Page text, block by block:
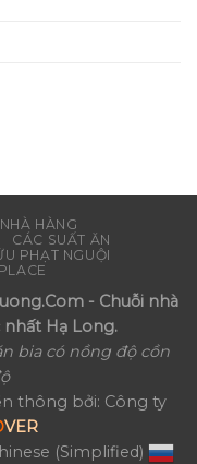
HÀNG
CÁC SUẤT ĂN
PHẠT NGUỘI
- Chuỗi nhà
nhất Hạ Long.
bia có nồng độ cồn
thông bởi: Công ty
VER
(Simplified)